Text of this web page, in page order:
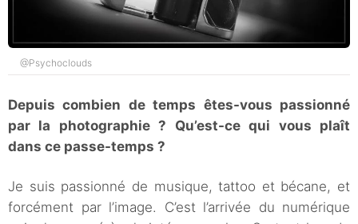
@Psychoclouds
Depuis combien de temps êtes-vous passionné
par la photographie ? Qu’est-ce qui vous plaît
dans ce passe-temps ?
Je suis passionné de musique, tattoo et bécane, et
forcément par l’image. C’est l’arrivée du numérique